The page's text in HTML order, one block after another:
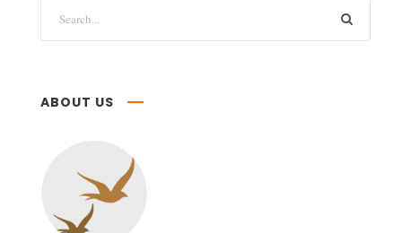
ABOUT US